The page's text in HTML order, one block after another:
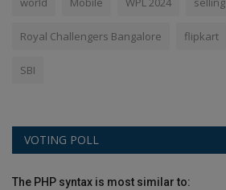
Royal Challengers Bangalore flipkart
SBI
VOTING POLL
The PHP syntax is most similar to: